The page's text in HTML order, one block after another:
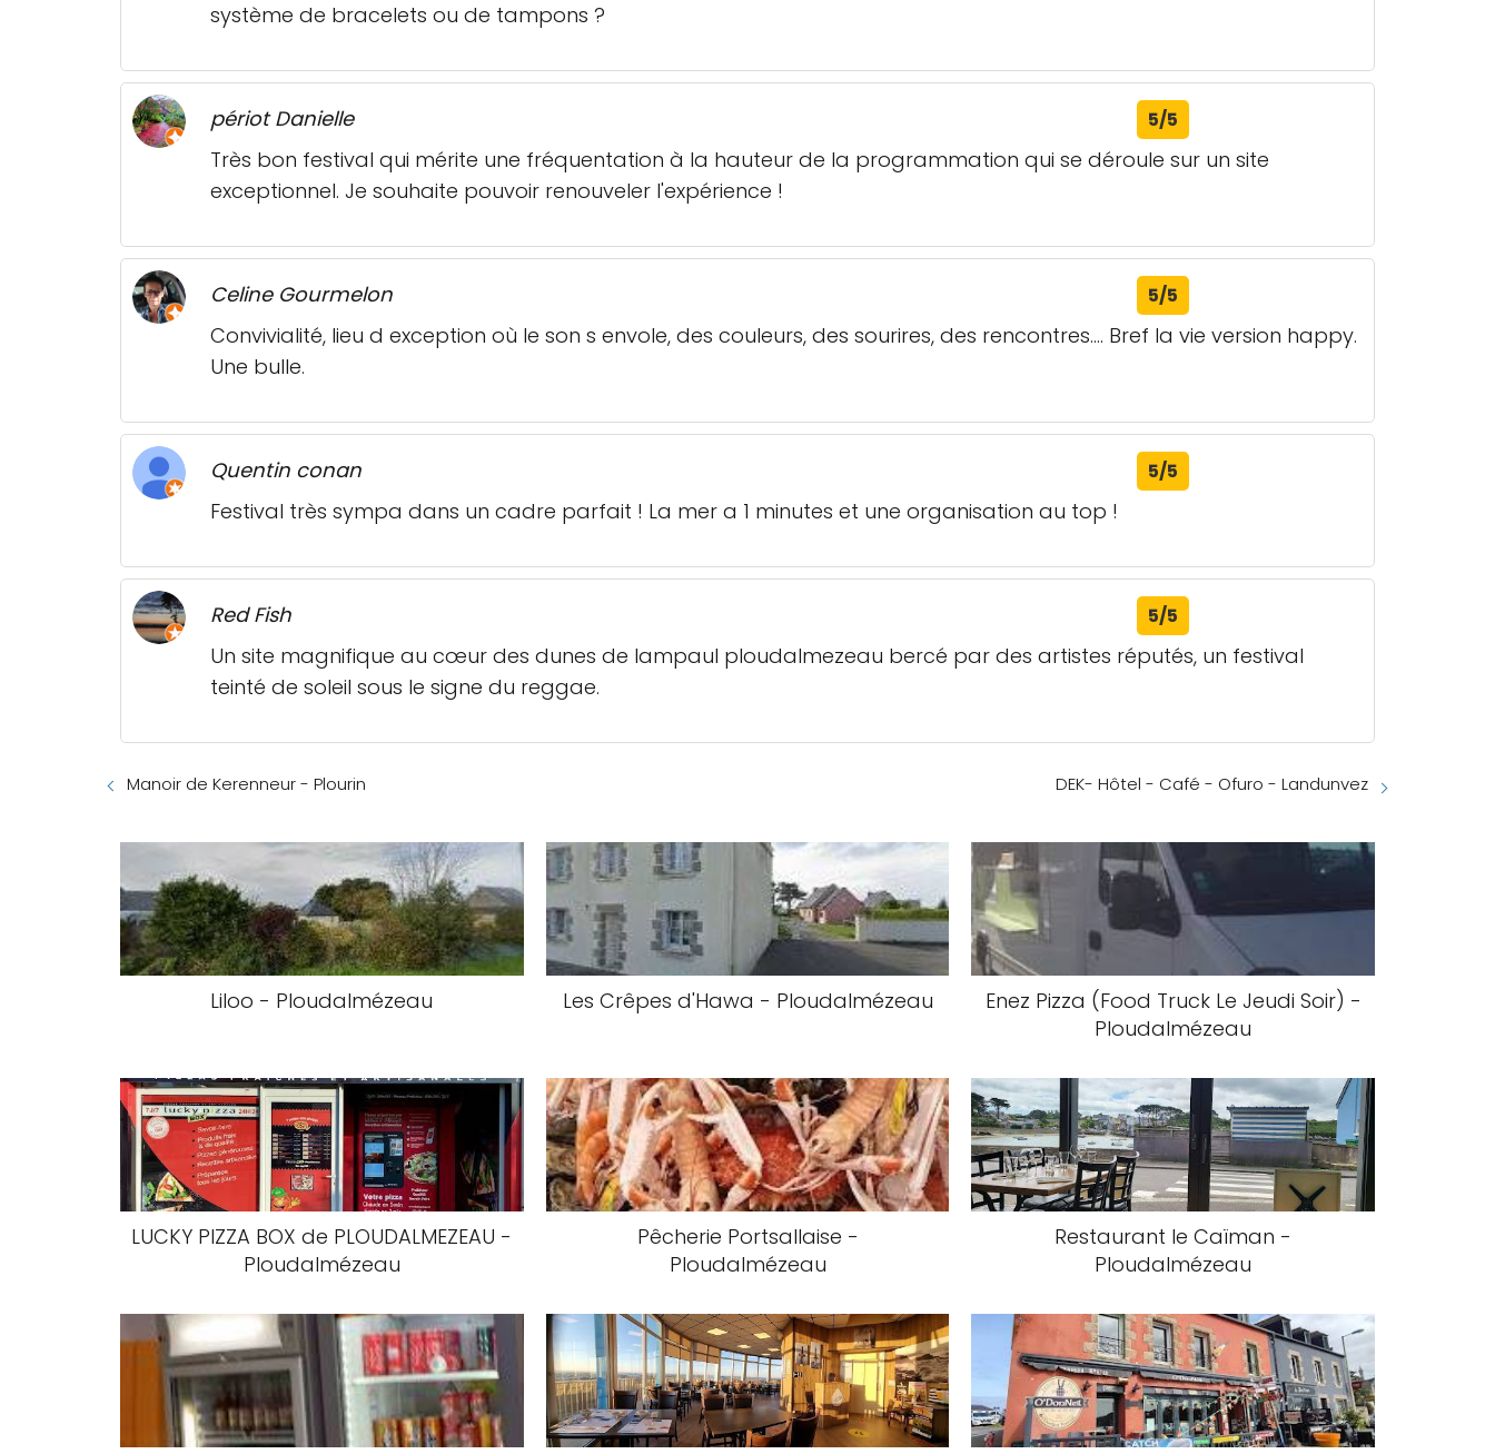
système de bracelets ou de tampons ?
périot Danielle 5/5
Très bon festival qui mérite une fréquentation à la hauteur de la programmation qui se déroule sur un site
exceptionnel. Je souhaite pouvoir renouveler l'expérience !
Celine Gourmelon 5/5
Convivialité, lieu d exception où le son s envole, des couleurs, des sourires, des rencontres.... Bref la vie version happy.
Une bulle.
Quentin conan 5/5
Festival très sympa dans un cadre parfait ! La mer a 1 minutes et une organisation au top !
Red Fish 5/5
Un site magnifique au cœur des dunes de lampaul ploudalmezeau bercé par des artistes réputés, un festival
teinté de soleil sous le signe du reggae.
Manoir de Kerenneur - Plourin DEK- Hôtel - Café - Ofuro - Landunvez
Liloo - Ploudalmézeau Les Crêpes d'Hawa - Ploudalmézeau
Enez Pizza (Food Truck Le Jeudi Soir) -
Ploudalmézeau
LUCKY PIZZA BOX de PLOUDALMEZEAU -
Ploudalmézeau
Pêcherie Portsallaise -
Ploudalmézeau
Restaurant le Caïman -
Ploudalmézeau